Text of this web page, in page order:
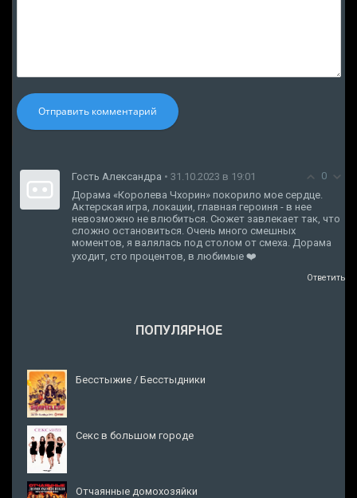
Отправить комментарий
0
Гость Александра • 31.10.2023 в 19:01
Дорама «Королева Чхорин» покорило мое сердце.
Актерская игра, локации, главная героиня - в нее
невозможно не влюбиться. Сюжет завлекает так, что
сложно остановиться. Очень много смешных
моментов, я валялась под столом от смеха. Дорама
уходит, сто процентов, в любимые ❤️
Ответить
ПОПУЛЯРНОЕ
Бесстыжие / Бесстыдники
Секс в большом городе
Отчаянные домохозяйки